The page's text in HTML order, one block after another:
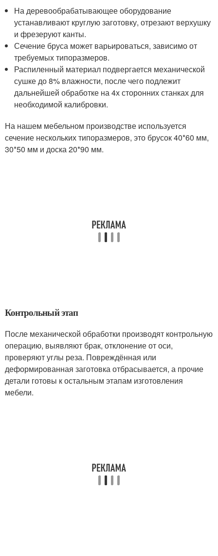
На деревообрабатывающее оборудование
устанавливают круглую заготовку, отрезают верхушку
и фрезеруют канты.
Сечение бруса может варьироваться, зависимо от
требуемых типоразмеров.
Распиленный материал подвергается механической
сушке до 8% влажности, после чего подлежит
дальнейшей обработке на 4х сторонних станках для
необходимой калибровки.
На нашем мебельном производстве используется
сечение нескольких типоразмеров, это брусок 40*60 мм,
30*50 мм и доска 20*90 мм.
Контрольный этап
После механической обработки производят контрольную
операцию, выявляют брак, отклонение от оси,
проверяют углы реза. Повреждённая или
деформированная заготовка отбрасывается, а прочие
детали готовы к остальным этапам изготовления
мебели.